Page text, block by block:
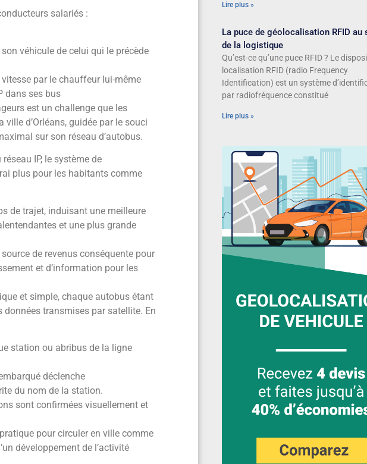
salariés :
véhicule de celui qui le précède
par le chauffeur lui-même
dans ses bus
est un challenge que les
ville d’Orléans, guidée par le souci
sur son réseau d’autobus.
IP, le système de
plus pour les habitants comme
de trajet, induisant une meilleure
et une plus grande
de revenus conséquente pour
et d’information pour les
et simple, chaque autobus étant
transmises par satellite. En
station ou abribus de la ligne
déclenche
du nom de la station.
sont confirmées visuellement et
pour circuler en ville comme
développement de l’activité
Lire plus »
La puce de géolocalisation RFID au
de la logistique
Qu’est-ce qu’une puce RFID ? Le
localisation RFID (radio Frequency
Identification) est un système
par radiofréquence constitué
Lire plus »